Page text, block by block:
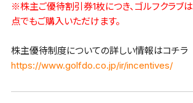
※株主ご優待割引券1枚につき、ゴルフクラブ
点でもご購入いただけます。
株主優待制度についての詳しい情報はコチラ
https://www.golfdo.co.jp/ir/incentives/